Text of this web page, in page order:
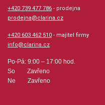
+420 739 477 786 - prodejna
prodejna@clarina.cz
+420 603 462 510 - majitel firmy
info@clarina.cz
Po-Pá: 9:00 – 17:00 hod.
So Zavřeno
Ne Zavřeno